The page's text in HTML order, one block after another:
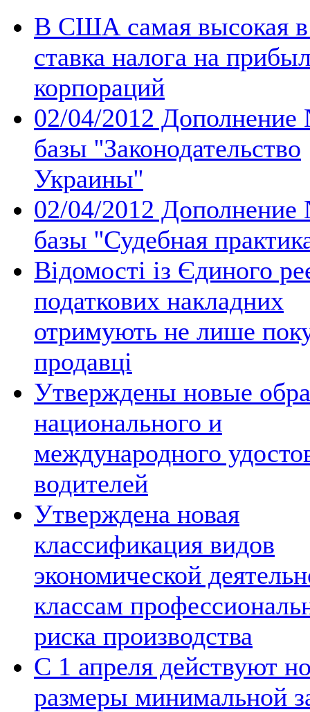
В США самая высокая
ставка налога на
корпораций
02/04/2012
базы ''Законодательство
Украины''
02/04/2012
базы ''Судебная
Відомості із Єдиного
податкових накладних
отримують не лише
продавці
Утверждены новые
национального и
международного
водителей
Утверждена новая
классификация видов
экономической
классам
риска производства
С 1 апреля действуют
размеры минимальной